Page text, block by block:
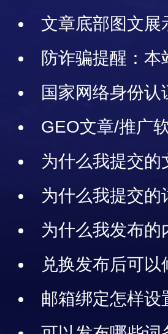
文章底部图文展
防诈骗提醒：
任务、勿轻信转账
国家网络身份
络身份认证？
GEO文章/推广
区别，选哪个比较
为什么我提交
原因/类型
为什么我提交
原因为什么我发布
内容现在审核不通
兑换发布后可
币，删除会返还金
邮箱绑定怎样设